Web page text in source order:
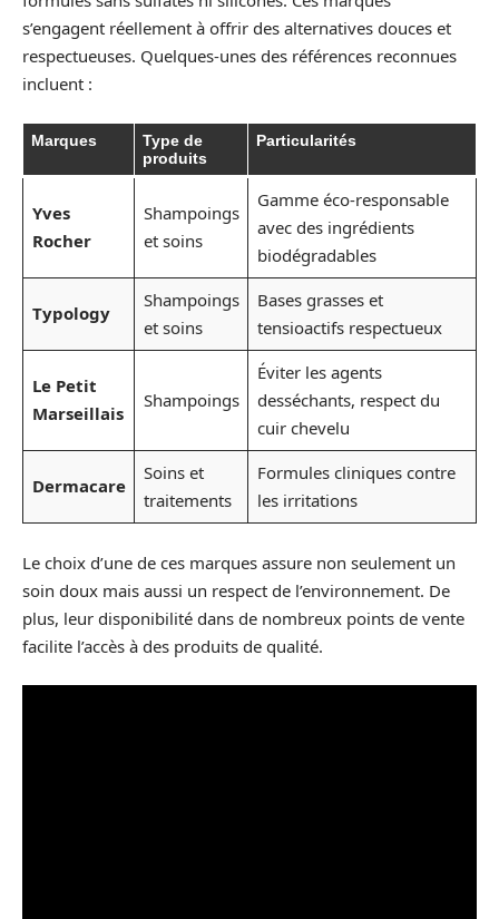
s’engagent réellement à offrir des alternatives douces et
respectueuses. Quelques-unes des références reconnues
incluent :
Marques
Type de
produits
Particularités
Yves
Rocher
Shampoings
et soins
Gamme éco-responsable
avec des ingrédients
biodégradables
Typology
Shampoings
et soins
Bases grasses et
tensioactifs respectueux
Le Petit
Marseillais
Shampoings
Éviter les agents
desséchants, respect du
cuir chevelu
Dermacare
Soins et
traitements
Formules cliniques contre
les irritations
Le choix d’une de ces marques assure non seulement un
soin doux mais aussi un respect de l’environnement. De
plus, leur disponibilité dans de nombreux points de vente
facilite l’accès à des produits de qualité.